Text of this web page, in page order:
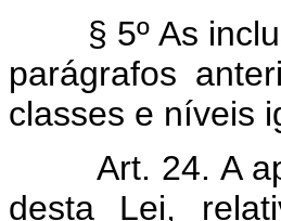
§ 5º As
parágrafos
classes e níveis
Art. 24. A
desta Lei,